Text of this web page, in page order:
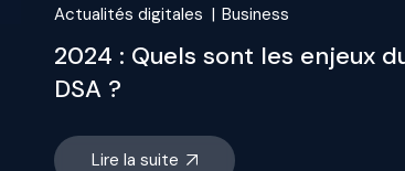
Actualités digitales Business
2024 : Quels sont les enjeux
DSA ?
Lire la suite